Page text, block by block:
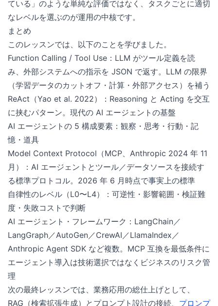
ている」のような単純な評価ではなく、タスクごとに適切
なレベルを選ぶのが運用の中核です。
まとめ
このレッスンでは、以下のことを学びました。
Function Calling / Tool Use：LLM がツール定義を読
み、外部システムへの指示を JSON で返す。LLM の限界
（学習データのカットオフ・計算・外部アクセス）を補う
ReAct（Yao et al. 2022）：Reasoning と Acting を交互
に挟むパターン。現代の AI エージェントの基盤
AI エージェントの 5 構成要素：観察・思考・行動・記
憶・道具
Model Context Protocol（MCP、Anthropic 2024 年 11
月）：AI エージェントとツール／データソースを接続す
る標準プロトコル。2026 年 6 月時点で事実上の標準
自律性のレベル（L0〜L4）：可逆性・影響範囲・検証難
度・失敗コストで判断
AI エージェント・フレームワーク：LangChain／
LangGraph／AutoGen／CrewAI／LlamaIndex／
Anthropic Agent SDK など複数。MCP 互換を最低条件に
エージェント導入は技術選択ではなくビジネスのリスク管
理
次の最終レッスンでは、業務応用の総仕上げとして、
RAG（検索拡張生成）とプロンプト設計の接続、 プロンプ